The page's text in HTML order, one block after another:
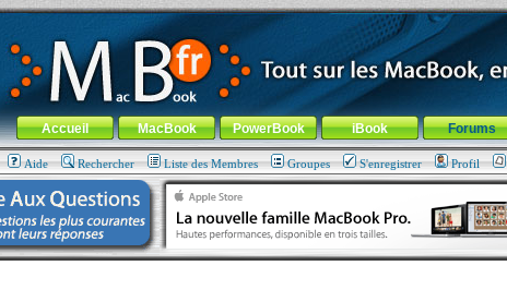
fr.com : 100% Apple... 100% nomade !
contenu-Aller au menu général-Aller au menu de la rubrique
Menu général
Accueil MacBook PowerBook iBook Forums
Aide Rechercher Liste des Membres Groupes S'enregistrer Profil